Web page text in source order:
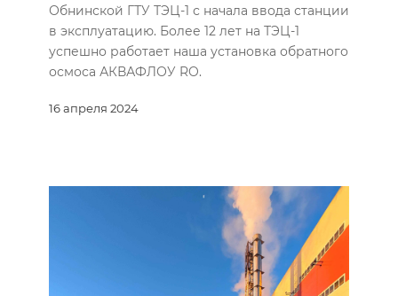
16 апреля 2024
Обнинской ГТУ ТЭЦ-1 с начала ввода станции
в эксплуатацию. Более 12 лет на ТЭЦ-1
успешно работает наша установка обратного
осмоса АКВАФЛОУ RO.